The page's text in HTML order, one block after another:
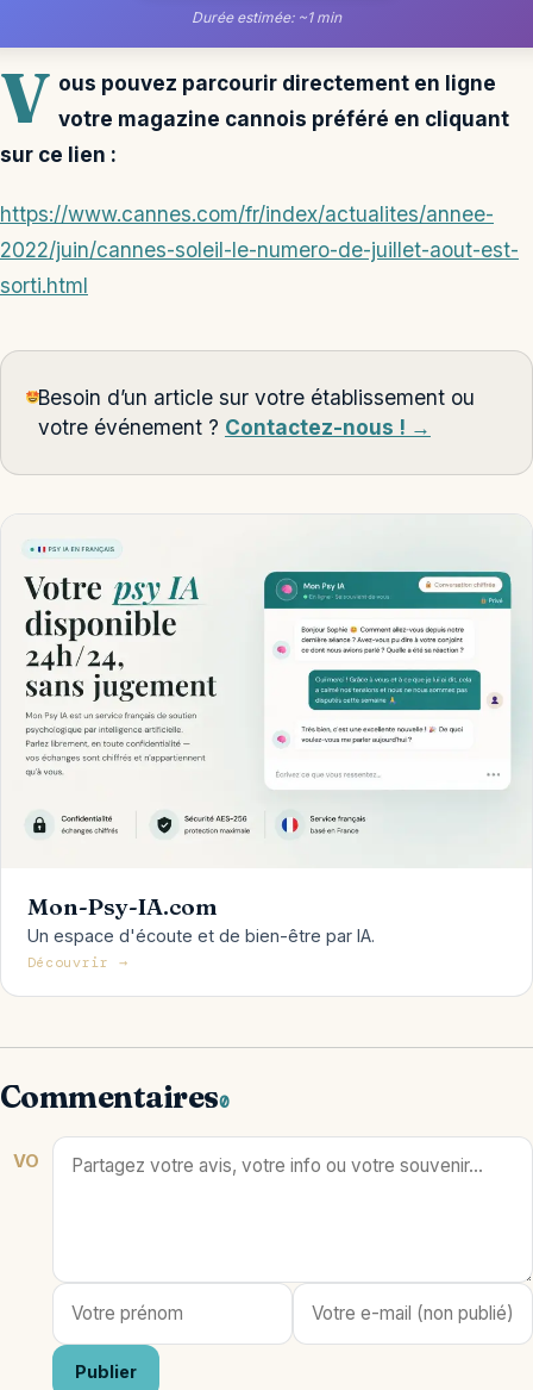
Durée estimée: ~1 min
V ous pouvez parcourir directement en ligne
votre magazine cannois préféré en cliquant
sur ce lien :
https://www.cannes.com/fr/index/actualites/annee-
2022/juin/cannes-soleil-le-numero-de-juillet-aout-est-
sorti.html
Besoin d’un article sur votre établissement ou
votre événement ? Contactez-nous ! →
Mon-Psy-IA.com
Un espace d'écoute et de bien-être par IA.
Découvrir →
Commentaires0
VO
Publier